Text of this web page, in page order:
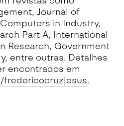
Journal of
in Industry,
Part A, International
Research, Government
entre outras. Detalhes
encontrados em
fredericocruzjesus.